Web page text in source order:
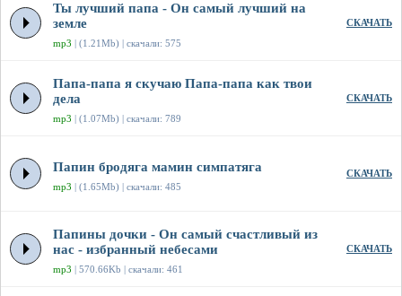
Ты лучший папа - Он самый лучший на
земле
mp3 | (1.21Mb) | скачали: 575
СКАЧАТЬ
Папа-папа я скучаю Папа-папа как твои
дела
mp3 | (1.07Mb) | скачали: 789
СКАЧАТЬ
Папин бродяга мамин симпатяга
mp3 | (1.65Mb) | скачали: 485
СКАЧАТЬ
Папины дочки - Он самый счастливый из
нас - избранный небесами
mp3 | 570.66Kb | скачали: 461
СКАЧАТЬ